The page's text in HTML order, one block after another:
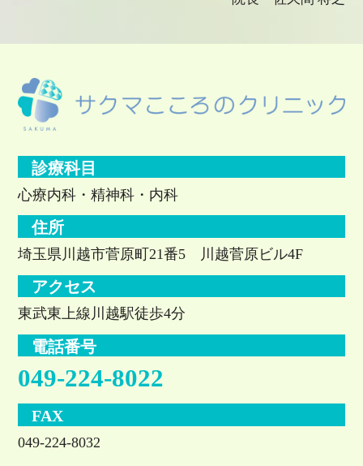
診療科目
心療内科・精神科・内科
住所
埼玉県川越市菅原町21番5 川越菅原ビル4F
アクセス
東武東上線川越駅徒歩4分
電話番号
049-224-8022
FAX
049-224-8032